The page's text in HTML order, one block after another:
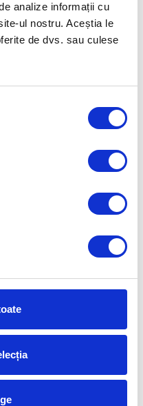
analize informații cu
ul nostru. Aceștia le
de dvs. sau culese
Familia Olimpică prin
ani cu Comitetul Olimpic și
o călătorie spre Jocurile
„ACVILELE”, LOTUL FEMININ
OLIMPIC DE BASCHET 3×3 AL
ROMÂNIEI